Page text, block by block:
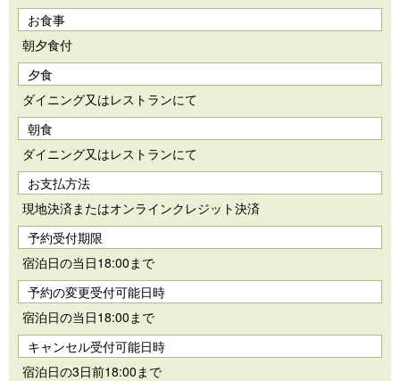
お食事
朝夕食付
夕食
ダイニング又はレストランにて
朝食
ダイニング又はレストランにて
お支払方法
現地決済またはオンラインクレジット決済
予約受付期限
宿泊日の当日18:00まで
予約の変更受付可能日時
宿泊日の当日18:00まで
キャンセル受付可能日時
宿泊日の3日前18:00まで